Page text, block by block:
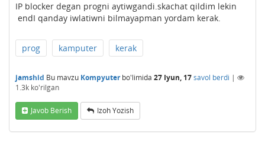
IP blocker degan progni aytiwgandi.skachat qildim lekin
endI qanday iwlatiwni bilmayapman yordam kerak.
prog kamputer kerak
jamshid Bu mavzu Kompyuterbo'limida 27 Iyun, 17savol berdi |
1.3k ko'rilgan
Javob Berish Izoh Yozish